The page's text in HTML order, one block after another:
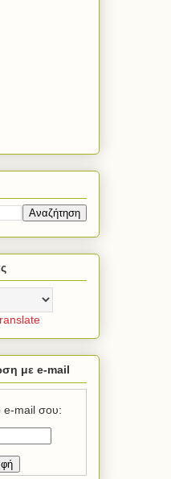
με e-mail
e-mail σου: